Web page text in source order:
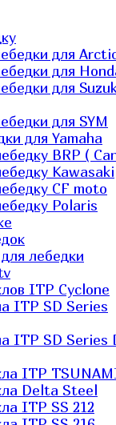
для
для
для
для SYM
для Yamaha
BRP (
Kawasaki
СF moto
Polaris
лебедки
ITP Cyclone
ITP SD Series
ITP SD Series
ITP
Delta Steel
ITP SS 212